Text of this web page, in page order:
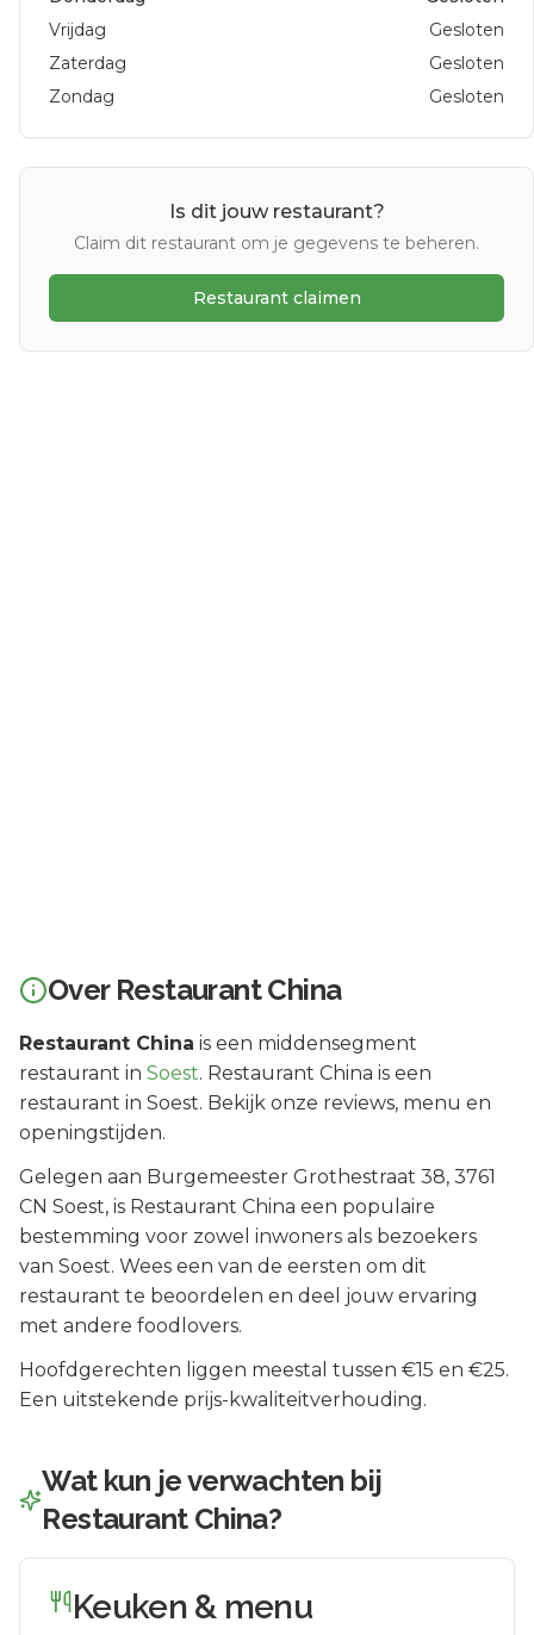
Vrijdag
Gesloten
Zaterdag
Gesloten
Zondag
Gesloten
Is dit jouw restaurant?
Claim dit restaurant om je gegevens te beheren.
Restaurant claimen
Over Restaurant China
Restaurant China is een middensegment
restaurant in Soest. Restaurant China is een
restaurant in Soest. Bekijk onze reviews, menu en
openingstijden.
Gelegen aan Burgemeester Grothestraat 38, 3761
CN Soest, is Restaurant China een populaire
bestemming voor zowel inwoners als bezoekers
van Soest. Wees een van de eersten om dit
restaurant te beoordelen en deel jouw ervaring
met andere foodlovers.
Hoofdgerechten liggen meestal tussen €15 en €25.
Een uitstekende prijs-kwaliteitverhouding.
Wat kun je verwachten bij
Restaurant China?
Keuken & menu